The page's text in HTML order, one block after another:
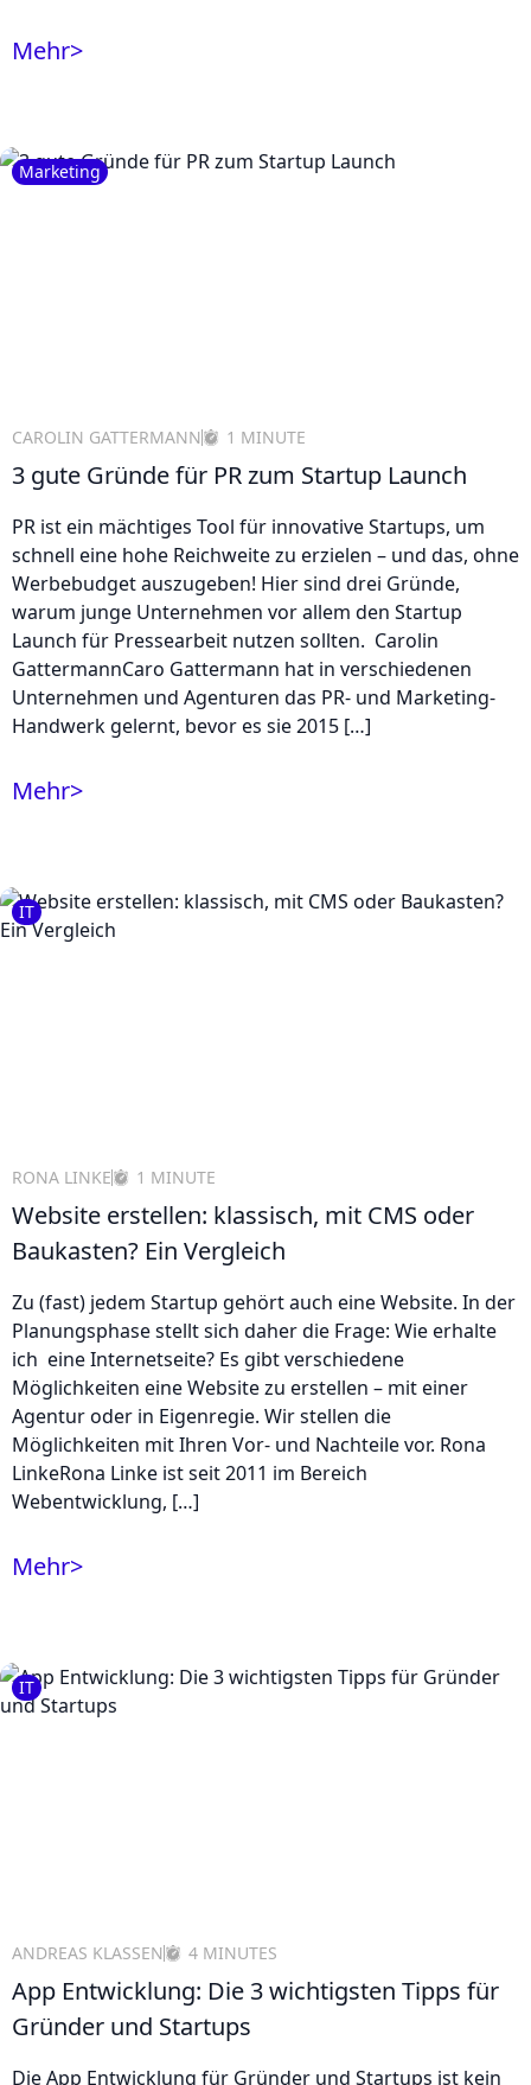
Mehr>
Marketing
CAROLIN GATTERMANN 1 MINUTE
3 gute Gründe für PR zum Startup Launch
PR ist ein mächtiges Tool für innovative Startups, um
schnell eine hohe Reichweite zu erzielen – und das, ohne
Werbebudget auszugeben! Hier sind drei Gründe,
warum junge Unternehmen vor allem den Startup
Launch für Pressearbeit nutzen sollten. Carolin
GattermannCaro Gattermann hat in verschiedenen
Unternehmen und Agenturen das PR- und Marketing-
Handwerk gelernt, bevor es sie 2015 […]
Mehr>
IT
RONA LINKE 1 MINUTE
Website erstellen: klassisch, mit CMS oder
Baukasten? Ein Vergleich
Zu (fast) jedem Startup gehört auch eine Website. In der
Planungsphase stellt sich daher die Frage: Wie erhalte
ich eine Internetseite? Es gibt verschiedene
Möglichkeiten eine Website zu erstellen – mit einer
Agentur oder in Eigenregie. Wir stellen die
Möglichkeiten mit Ihren Vor- und Nachteile vor. Rona
LinkeRona Linke ist seit 2011 im Bereich
Webentwicklung, […]
Mehr>
IT
ANDREAS KLASSEN 4 MINUTES
App Entwicklung: Die 3 wichtigsten Tipps für
Gründer und Startups
Die App Entwicklung für Gründer und Startups ist kein